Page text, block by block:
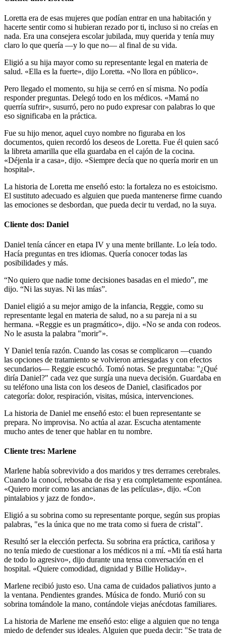
Loretta era de esas mujeres que podían entrar en una habitación y
hacerte sentir como si hubieran rezado por ti, incluso si no creías en
nada. Era una consejera escolar jubilada, muy querida y tenía muy
claro lo que quería —y lo que no— al final de su vida.
Eligió a su hija mayor como su representante legal en materia de
salud. «Ella es la fuerte», dijo Loretta. «No llora en público».
Pero llegado el momento, su hija se cerró en sí misma. No podía
responder preguntas. Delegó todo en los médicos. «Mamá no
querría sufrir», susurró, pero no pudo expresar con palabras lo que
eso significaba en la práctica.
Fue su hijo menor, aquel cuyo nombre no figuraba en los
documentos, quien recordó los deseos de Loretta. Fue él quien sacó
la libreta amarilla que ella guardaba en el cajón de la cocina.
«Déjenla ir a casa», dijo. «Siempre decía que no quería morir en un
hospital».
La historia de Loretta me enseñó esto: la fortaleza no es estoicismo.
El sustituto adecuado es alguien que pueda mantenerse firme cuando
las emociones se desbordan, que pueda decir tu verdad, no la suya.
Cliente dos: Daniel
Daniel tenía cáncer en etapa IV y una mente brillante. Lo leía todo.
Hacía preguntas en tres idiomas. Quería conocer todas las
posibilidades y más.
“No quiero que nadie tome decisiones basadas en el miedo”, me
dijo. “Ni las suyas. Ni las mías”.
Daniel eligió a su mejor amigo de la infancia, Reggie, como su
representante legal en materia de salud, no a su pareja ni a su
hermana. «Reggie es un pragmático», dijo. «No se anda con rodeos.
No le asusta la palabra "morir"».
Y Daniel tenía razón. Cuando las cosas se complicaron —cuando
las opciones de tratamiento se volvieron arriesgadas y con efectos
secundarios— Reggie escuchó. Tomó notas. Se preguntaba: "¿Qué
diría Daniel?" cada vez que surgía una nueva decisión. Guardaba en
su teléfono una lista con los deseos de Daniel, clasificados por
categoría: dolor, respiración, visitas, música, intervenciones.
La historia de Daniel me enseñó esto: el buen representante se
prepara. No improvisa. No actúa al azar. Escucha atentamente
mucho antes de tener que hablar en tu nombre.
Cliente tres: Marlene
Marlene había sobrevivido a dos maridos y tres derrames cerebrales.
Cuando la conocí, rebosaba de risa y era completamente espontánea.
«Quiero morir como las ancianas de las películas», dijo. «Con
pintalabios y jazz de fondo».
Eligió a su sobrina como su representante porque, según sus propias
palabras, "es la única que no me trata como si fuera de cristal".
Resultó ser la elección perfecta. Su sobrina era práctica, cariñosa y
no tenía miedo de cuestionar a los médicos ni a mí. «Mi tía está harta
de todo lo agresivo», dijo durante una tensa conversación en el
hospital. «Quiere comodidad, dignidad y Billie Holiday».
Marlene recibió justo eso. Una cama de cuidados paliativos junto a
la ventana. Pendientes grandes. Música de fondo. Murió con su
sobrina tomándole la mano, contándole viejas anécdotas familiares.
La historia de Marlene me enseñó esto: elige a alguien que no tenga
miedo de defender sus ideales. Alguien que pueda decir: "Se trata de